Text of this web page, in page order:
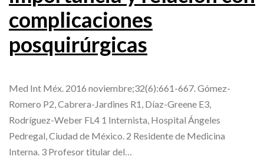
complicaciones
posquirúrgicas
Med Int Méx. 2016 noviembre;32(6):661-667. Gómez-
Romero P2, Cabrera-Jardines R1, Díaz-Greene E3,
Rodríguez-Weber FL4 1 Internista, Hospital Ángeles
Pedregal, Ciudad de México. 2 Residente de Medicina
Interna. 3 Profesor titular del…